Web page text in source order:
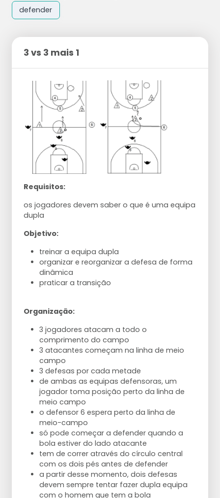
defender
3 vs 3 mais 1
Requisitos:
os jogadores devem saber o que é uma equipa
dupla
Objetivo:
treinar a equipa dupla
organizar e reorganizar a defesa de forma
dinâmica
praticar a transição
Organização:
3 jogadores atacam a todo o
comprimento do campo
3 atacantes começam na linha de meio
campo
3 defesas por cada metade
de ambas as equipas defensoras, um
jogador toma posição perto da linha de
meio campo
o defensor 6 espera perto da linha de
meio-campo
só pode começar a defender quando a
bola estiver do lado atacante
tem de correr através do círculo central
com os dois pés antes de defender
a partir desse momento, dois defesas
devem sempre tentar fazer dupla equipa
com o homem que tem a bola